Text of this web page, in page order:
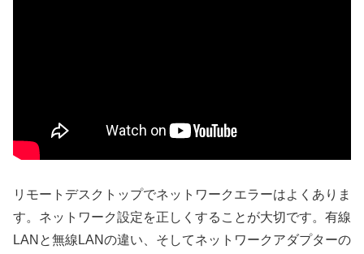
リモートデスクトップでネットワークエラーはよくありま
す。ネットワーク設定を正しくすることが大切です。有線
LANと無線LANの違い、そしてネットワークアダプターの